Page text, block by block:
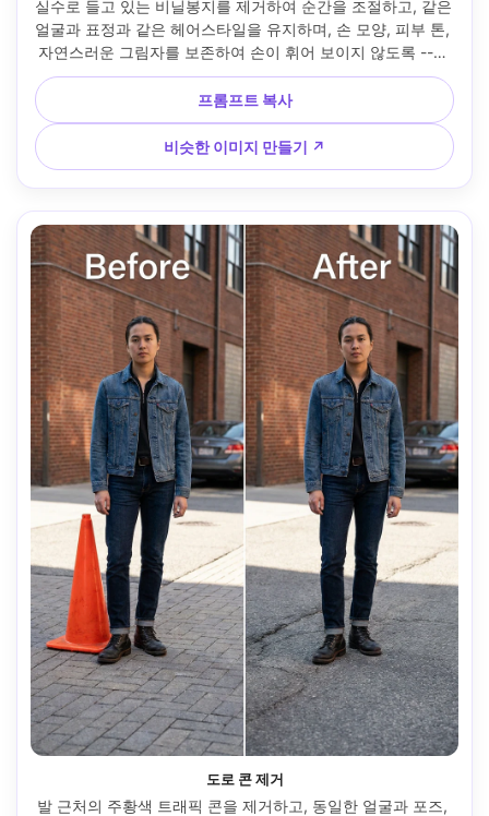
실수로 들고 있는 비닐봉지를 제거하여 순간을 조절하고, 같은
얼굴과 표정과 같은 헤어스타일을 유지하며, 손 모양, 피부 톤,
자연스러운 그림자를 보존하여 손이 휘어 보이지 않도록 --ar
4:5
프롬프트 복사
비슷한 이미지 만들기 ↗
도로 콘 제거
발 근처의 주황색 트래픽 콘을 제거하고, 동일한 얼굴과 포즈,